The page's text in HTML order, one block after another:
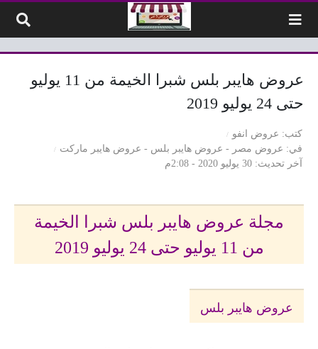
عروض هايبر بلس شبرا الخيمة من 11 يوليو
حتى 24 يوليو 2019
كتب
عروض انفو
في
عروض مصر - عروض هايبر بلس - عروض هايبر ماركت
آخر تحديث 30 يوليو 2020 - 2:08م
مجلة عروض هايبر بلس شبرا الخيمة
من 11 يوليو حتى 24 يوليو 2019
عروض هايبر بلس